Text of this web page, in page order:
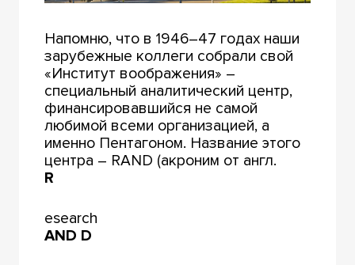
Напомню, что в 1946–47 годах наши
зарубежные коллеги собрали свой
«Институт воображения» –
специальный аналитический центр,
финансировавшийся не самой
любимой всеми организацией, а
именно Пентагоном. Название этого
центра – RAND (акроним от англ.
R
esearch
AND D